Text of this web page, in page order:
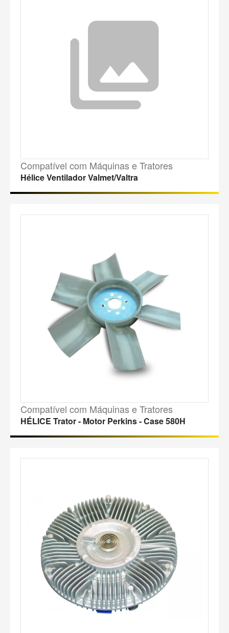
Compatível com Máquinas e Tratores
Hélice Ventilador Valmet/Valtra
Compatível com Máquinas e Tratores
HÉLICE Trator - Motor Perkins - Case 580H